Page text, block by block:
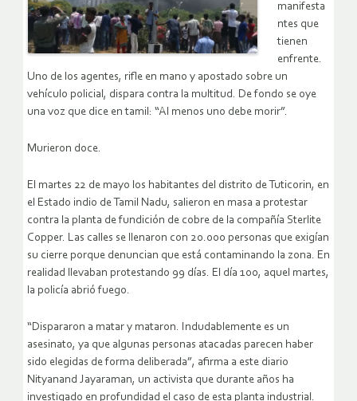
manifesta
ntes que
tienen
enfrente.
Uno de los agentes, rifle en mano y apostado sobre un
vehículo policial, dispara contra la multitud. De fondo se oye
una voz que dice en tamil: “Al menos uno debe morir”.
Murieron doce.
El martes 22 de mayo los habitantes del distrito de Tuticorin, en
el Estado indio de Tamil Nadu, salieron en masa a protestar
contra la planta de fundición de cobre de la compañía Sterlite
Copper. Las calles se llenaron con 20.000 personas que exigían
su cierre porque denuncian que está contaminando la zona. En
realidad llevaban protestando 99 días. El día 100, aquel martes,
la policía abrió fuego.
“Dispararon a matar y mataron. Indudablemente es un
asesinato, ya que algunas personas atacadas parecen haber
sido elegidas de forma deliberada”, afirma a este diario
Nityanand Jayaraman, un activista que durante años ha
investigado en profundidad el caso de esta planta industrial.